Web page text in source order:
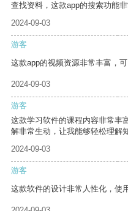
查找资料，这款app的搜索功能
2024-09-03
游客
这款app的视频资源非常丰富，
2024-09-03
游客
这款学习软件的课程内容非常丰
解非常生动，让我能够轻松理解
2024-09-03
游客
这款软件的设计非常人性化，使